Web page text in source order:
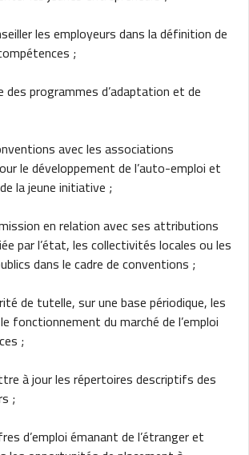
les employeurs dans la définition de
;
programmes d’adaptation et de
avec les associations
le développement de l’auto-emploi et
la jeune initiative ;
en relation avec ses attributions
par l’état, les collectivités locales ou les
dans le cadre de conventions ;
de tutelle, sur une base périodique, les
fonctionnement du marché de l’emploi
;
à jour les répertoires descriptifs des
;
d’emploi émanant de l’étranger et